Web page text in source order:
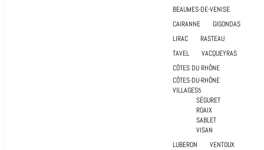
BEAUMES-DE-VENISE
CAIRANNE
GIGONDAS
LIRAC
RASTEAU
TAVEL
VACQUEYRAS
CÔTES DU RHÔNE
CÔTES-DU-RHÔNE
VILLAGES
SÉGURET
ROAIX
SABLET
VISAN
LUBERON
VENTOUX